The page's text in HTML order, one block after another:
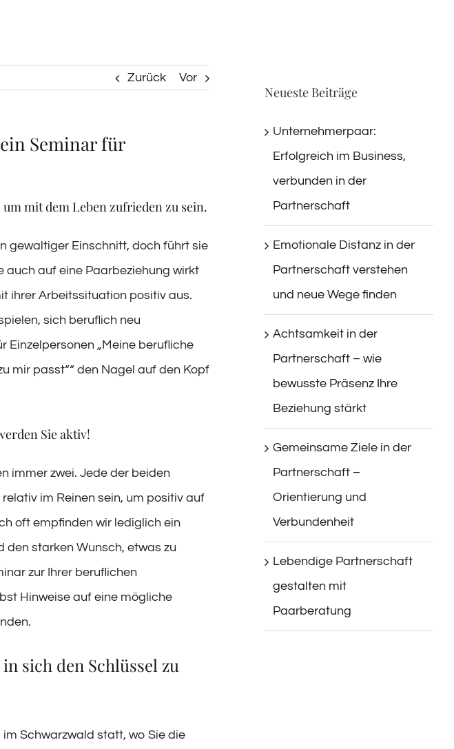
Zurück Vor
Seminar für
mit dem Leben zufrieden zu sein.
gewaltiger Einschnitt, doch führt sie
auch auf eine Paarbeziehung wirkt
ihrer Arbeitssituation positiv aus.
sich beruflich neu
Einzelpersonen „Meine berufliche
mir passt““ den Nagel auf den Kopf
Sie aktiv!
immer zwei. Jede der beiden
im Reinen sein, um positiv auf
oft empfinden wir lediglich ein
den starken Wunsch, etwas zu
zur Ihrer beruflichen
Hinweise auf eine mögliche
sich den Schlüssel zu
Schwarzwald statt, wo Sie die
Neueste Beiträge
Unternehmerpaar:
Erfolgreich im Business,
verbunden in der
Partnerschaft
Emotionale Distanz in der
Partnerschaft verstehen
und neue Wege finden
Achtsamkeit in der
Partnerschaft – wie
bewusste Präsenz Ihre
Beziehung stärkt
Gemeinsame Ziele in der
Partnerschaft –
Orientierung und
Verbundenheit
Lebendige Partnerschaft
gestalten mit
Paarberatung